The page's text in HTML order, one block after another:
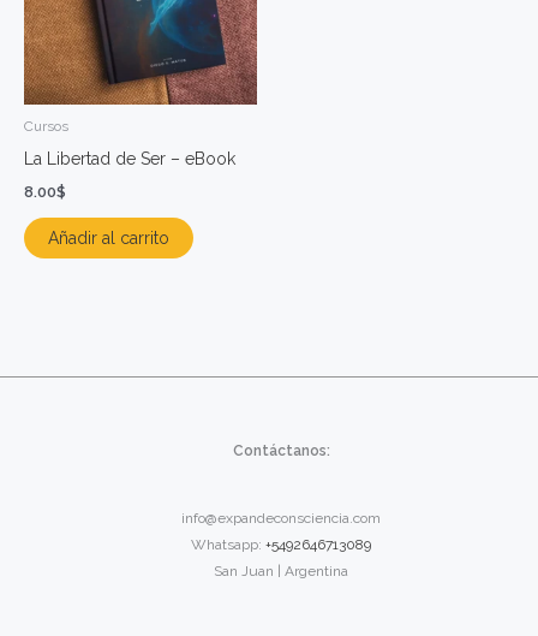
Cursos
La Libertad de Ser – eBook
8.00$
Añadir al carrito
Contáctanos:
info@expandeconsciencia.com
Whatsapp: +5492646713089
San Juan | Argentina